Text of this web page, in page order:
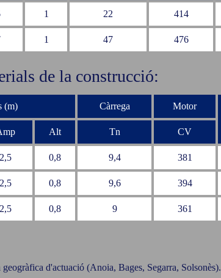
1 22 414
1 47 476
de la construcció:
(m) Càrrega Motor
Alt Tn CV
2,5 0,8 9,4 381
2,5 0,8 9,6 394
2,5 0,8 9 361
d'actuació (Anoia, Bages, Segarra, Solsonès).